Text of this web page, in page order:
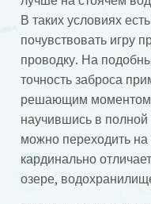
В таких условиях
почувствовать игру
проводку. На
точность заброса
решающим моментом
научившись в
можно переходить на
кардинально
озере,